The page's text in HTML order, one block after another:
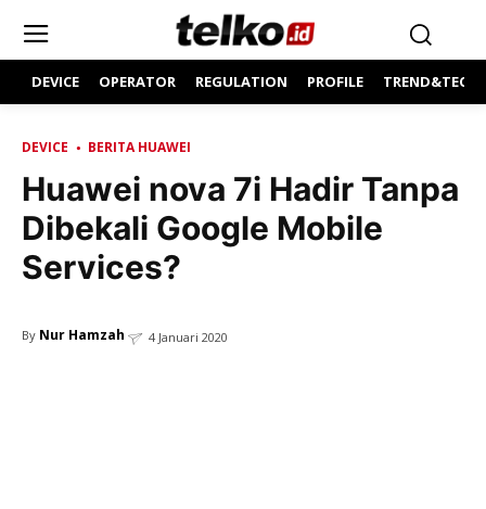
DEVICE OPERATOR REGULATION PROFILE
DEVICE BERITA HUAWEI
Huawei nova 7i Hadir Tanpa
Dibekali Google Mobile
Services?
By Nur Hamzah 4 Januari 2020